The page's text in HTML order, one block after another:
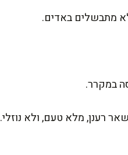
מתבשלים באדים.
במקרר.
רענן, מלא טעם, ולא נוזלי.